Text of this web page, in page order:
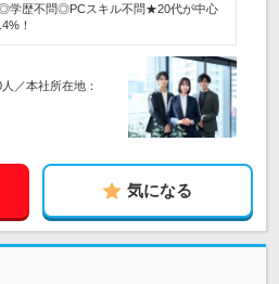
学歴不問◎PCスキル不問★20代が中心
！
／本社所在地：
気になる